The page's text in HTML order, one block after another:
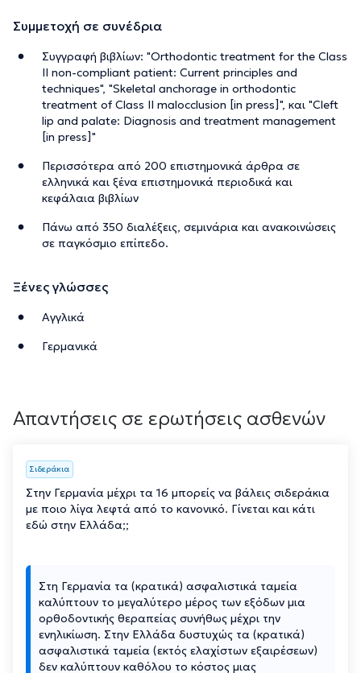
Συμμετοχή σε συνέδρια
Συγγραφή βιβλίων: "Orthodontic treatment for the Class
II non-compliant patient: Current principles and
techniques", "Skeletal anchorage in orthodontic
treatment of Class II malocclusion [in press]", και "Cleft
lip and palate: Diagnosis and treatment management
[in press]"
Περισσότερα από 200 επιστημονικά άρθρα σε
ελληνικά και ξένα επιστημονικά περιοδικά και
κεφάλαια βιβλίων
Πάνω από 350 διαλέξεις, σεμινάρια και ανακοινώσεις
σε παγκόσμιο επίπεδο.
Ξένες γλώσσες
Αγγλικά
Γερμανικά
Απαντήσεις σε ερωτήσεις ασθενών
Σιδεράκια
Στην Γερμανία μέχρι τα 16 μπορείς να βάλεις σιδεράκια
με ποιο λίγα λεφτά από το κανονικό. Γίνεται και κάτι
εδώ στην Ελλάδα;;
Στη Γερμανία τα (κρατικά) ασφαλιστικά ταμεία
καλύπτουν το μεγαλύτερο μέρος των εξόδων μια
ορθοδοντικής θεραπείας συνήθως μέχρι την
ενηλικίωση. Στην Ελλάδα δυστυχώς τα (κρατικά)
ασφαλιστικά ταμεία (εκτός ελαχίστων εξαιρέσεων)
δεν καλύπτουν καθόλου το κόστος μιας